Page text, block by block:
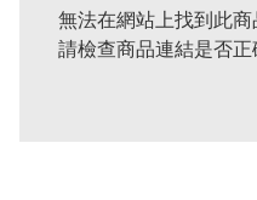
無法在網站上找到此商
請檢查商品連結是否正